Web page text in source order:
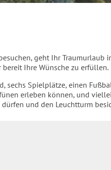
geht Ihr Traumurlaub
Ihre Wünsche zu erfüllen.
sechs Spielplätze, einen
erleben können, und
und den Leuchtturm